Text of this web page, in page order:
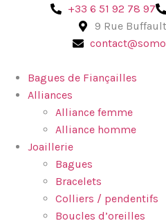
‪+33 6 51 92 78 97‬
9 Rue
Bagues de Fiançailles
Alliances
Alliance femme
Alliance homme
Joaillerie
Bagues
Bracelets
Colliers / pendentifs
Boucles d’oreilles